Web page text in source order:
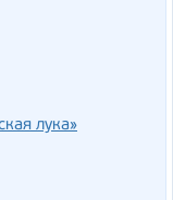
лука»